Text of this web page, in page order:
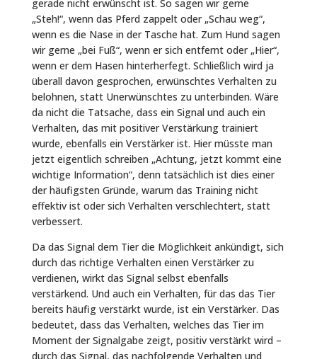
gerade nicht erwünscht ist. So sagen wir gerne
„Steh!“, wenn das Pferd zappelt oder „Schau weg“,
wenn es die Nase in der Tasche hat. Zum Hund sagen
wir gerne „bei Fuß“, wenn er sich entfernt oder „Hier“,
wenn er dem Hasen hinterherfegt. Schließlich wird ja
überall davon gesprochen, erwünschtes Verhalten zu
belohnen, statt Unerwünschtes zu unterbinden. Wäre
da nicht die Tatsache, dass ein Signal und auch ein
Verhalten, das mit positiver Verstärkung trainiert
wurde, ebenfalls ein Verstärker ist. Hier müsste man
jetzt eigentlich schreiben „Achtung, jetzt kommt eine
wichtige Information“, denn tatsächlich ist dies einer
der häufigsten Gründe, warum das Training nicht
effektiv ist oder sich Verhalten verschlechtert, statt
verbessert.
Da das Signal dem Tier die Möglichkeit ankündigt, sich
durch das richtige Verhalten einen Verstärker zu
verdienen, wirkt das Signal selbst ebenfalls
verstärkend. Und auch ein Verhalten, für das das Tier
bereits häufig verstärkt wurde, ist ein Verstärker. Das
bedeutet, dass das Verhalten, welches das Tier im
Moment der Signalgabe zeigt, positiv verstärkt wird –
durch das Signal, das nachfolgende Verhalten und